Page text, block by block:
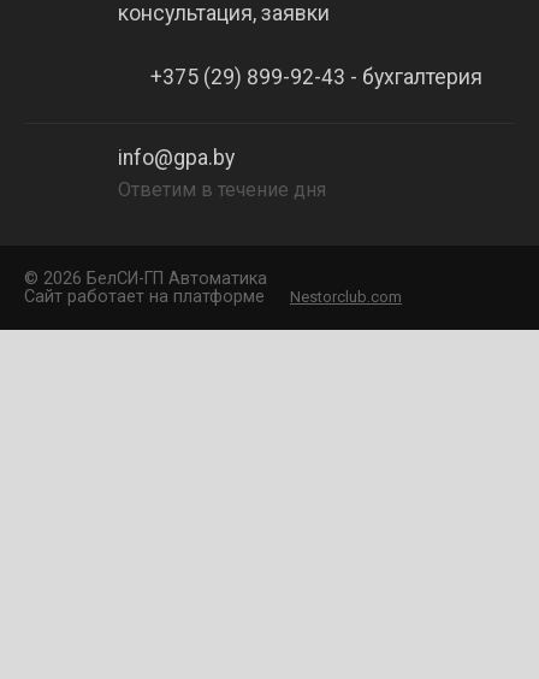
консультация, заявки
+375 (29) 899-92-43 - бухгалтерия
info@gpa.by
Ответим в течение дня
© 2026 БелCИ-ГП Автоматика
Сайт работает на платформе
Nestorclub.com